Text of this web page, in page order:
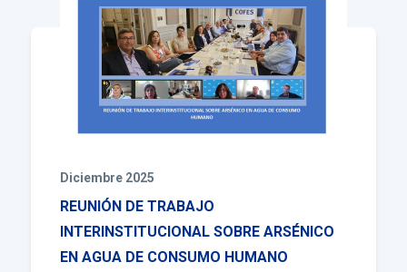
Diciembre 2025
REUNIÓN DE TRABAJO
INTERINSTITUCIONAL SOBRE ARSÉNICO
EN AGUA DE CONSUMO HUMANO